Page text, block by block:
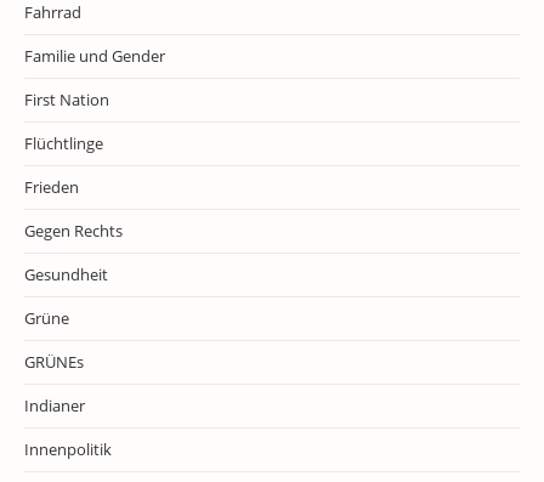
Fahrrad
Familie und Gender
First Nation
Flüchtlinge
Frieden
Gegen Rechts
Gesundheit
Grüne
GRÜNEs
Indianer
Innenpolitik